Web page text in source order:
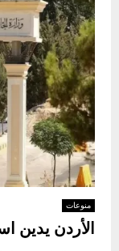
منوعات
الأردن يدين